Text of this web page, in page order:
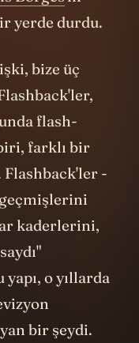
ekran
detayları
sahneyi
bizler bir
çıkmıştık,
parçası
anlatının
2” gibi